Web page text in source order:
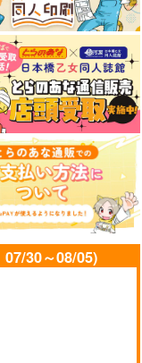
07/30～08/05)